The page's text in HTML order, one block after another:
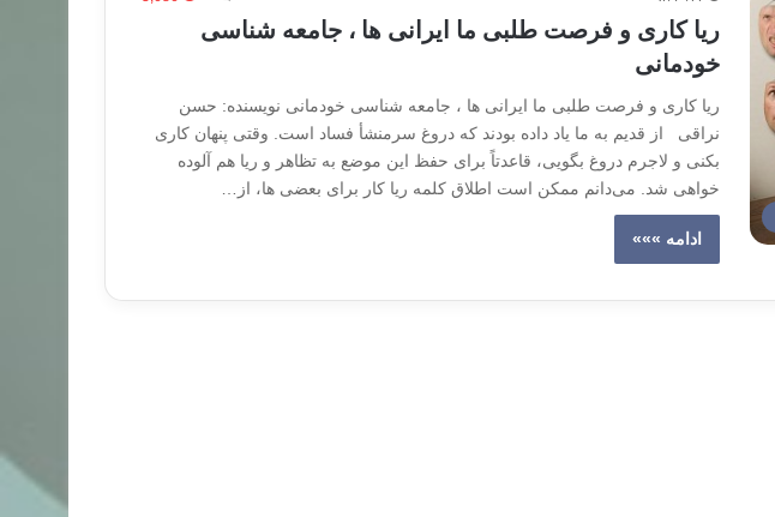
ریا کاری و فرصت طلبی ما ایرانی ها ، جامعه شناسی
خودمانی
ریا کاری و فرصت طلبی ما ایرانی ها ، جامعه شناسی خودمانی نویسنده: حسن
نراقی از قدیم به ما یاد داده بودند که دروغ سرمنشأ فساد است. وقتی پنهان کاری
بکنی و لاجرم دروغ بگویی، قاعدتاً برای حفظ این موضع به تظاهر و ریا هم آلوده
خواهی شد. می‌دانم ممکن است اطلاق کلمه ریا کار برای بعضی ها، از…
ادامه »»»